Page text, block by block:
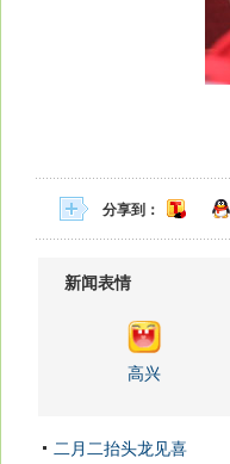
分享到：
新闻表情
高兴
二月二抬头龙见喜